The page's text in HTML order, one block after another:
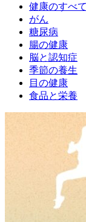
健康のすべて
がん
糖尿病
腸の健康
脳と認知症
季節の養生
目の健康
食品と栄養